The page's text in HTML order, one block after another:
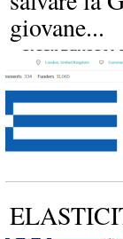
giovane...